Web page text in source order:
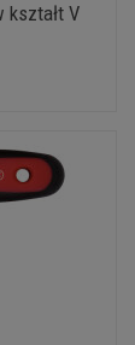
kształt V